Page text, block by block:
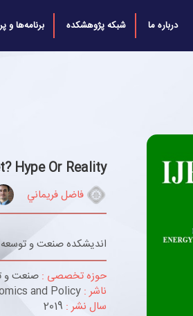
درباره ما شبکه پژوهشکده برنامه‌ها و
Hype Or Reality
فاضل فريماني
اندیشکده صنعت و توسعه
حوزه تخصصی :صنعت و
ناشر : and Policy
سال نشر : 2019